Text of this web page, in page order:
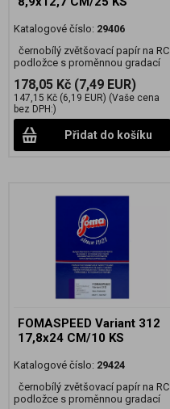
Katalogové číslo: 29406
černobílý zvětšovací papír na RC
podložce s proměnnou gradací
178,05 Kč (7,49 EUR)
147,15 Kč (6,19 EUR) (Vaše cena
bez DPH:)
Přidat do košíku
FOMASPEED Variant 312
17,8x24 CM/10 KS
Katalogové číslo: 29424
černobílý zvětšovací papír na RC
podložce s proměnnou gradací